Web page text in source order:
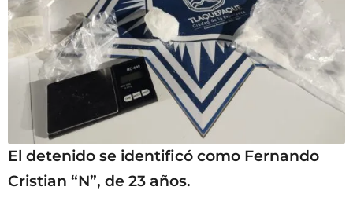
El detenido se identificó como Fernando
Cristian “N”, de 23 años.